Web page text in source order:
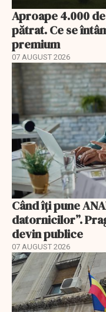
Aproape 4.000
pătrat. Ce se
premium
07 AUGUST 2026
Când îți pune
datornicilor”.
devin publice
07 AUGUST 2026